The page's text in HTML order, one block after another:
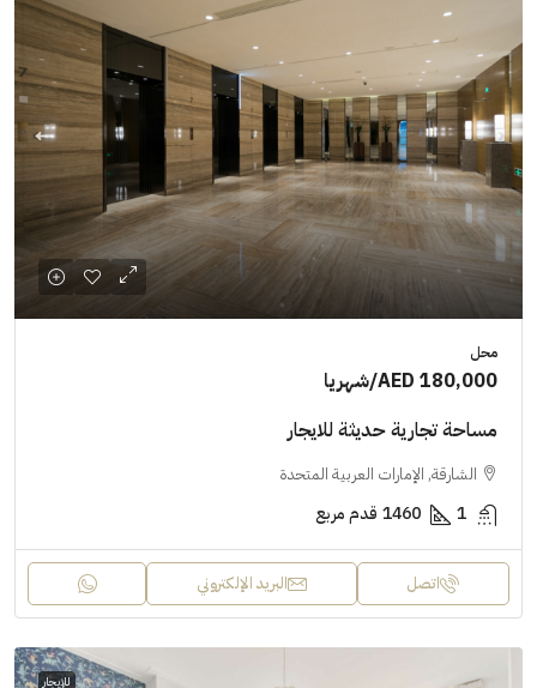
محل
AED 180,000/شهريا
مساحة تجارية حديثة للايجار
الشارقة, الإمارات العربية المتحدة
1
1460 قدم مربع
اتصل البريد الإلكتروني
للإيجار